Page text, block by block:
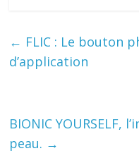
← FLIC : Le bouton
d’application
BIONIC YOURSELF,
peau. →